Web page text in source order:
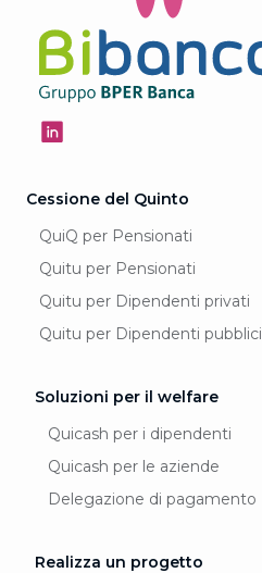
Cessione del Quinto
QuiQ per Pensionati
Quitu per Pensionati
Quitu per Dipendenti privati
Quitu per Dipendenti pubblici
Soluzioni per il welfare
Quicash per i dipendenti
Quicash per le aziende
Delegazione di pagamento
Realizza un progetto